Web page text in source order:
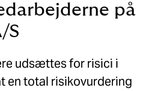
på
S
udsættes for risici i
en total risikovurdering